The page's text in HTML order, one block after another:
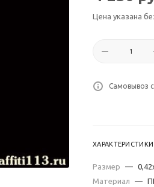
Цена указана
Самовывоз
ХАРАКТЕРИСТИКИ
Размер —
Материал
—